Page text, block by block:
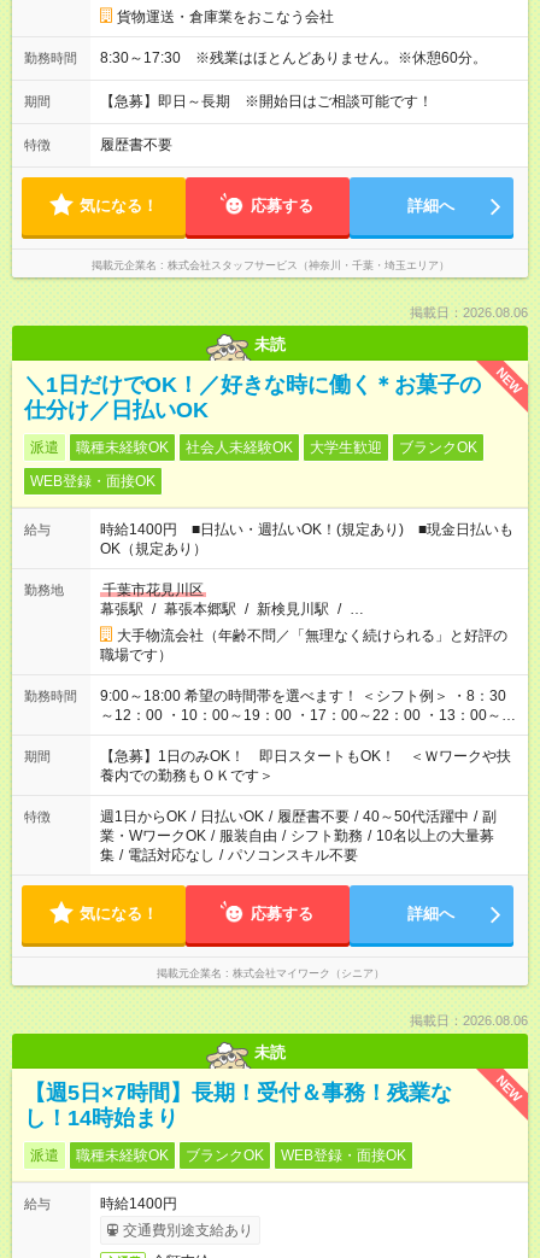
貨物運送・倉庫業をおこなう会社
勤務時間 8:30～17:30 ※残業はほとんどありません。※休憩60分。
期間 【急募】即日～長期 ※開始日はご相談可能です！
特徴 履歴書不要
気になる！ 応募する 詳細へ
掲載元企業名 株式会社スタッフサービス（神奈川・千葉・埼玉エリア）
掲載日：2026.08.06
未読
NEW
＼1日だけでOK！／好きな時に働く＊お菓子の
仕分け／日払いOK
派遣 職種未経験OK 社会人未経験OK 大学生歓迎
ブランクOK
WEB登録・面接OK
給与
時給1400円 ■日払い・週払いOK！(規定あり) ■現金日払いも
OK（規定あり）
勤務地
千葉市花見川区
幕張駅 / 幕張本郷駅 / 新検見川駅 / …
大手物流会社（年齢不問／「無理なく続けられる」と好評の
職場です）
勤務時間
9:00～18:00 希望の時間帯を選べます！ ＜シフト例＞ ・8：30
～12：00 ・10：00～19：00 ・17：00～22：00 ・13：00～
22：00 ・22：00～翌6：00 など
期間
【急募】1日のみOK！ 即日スタートもOK！ ＜Ｗワークや扶
養内での勤務もＯＫです＞
特徴 週1日からOK / 日払いOK / 履歴書不要 / 40～50代活躍中 / 副
業・WワークOK / 服装自由 / シフト勤務 / 10名以上の大量募
集 / 電話対応なし / パソコンスキル不要
気になる！ 応募する 詳細へ
掲載元企業名 株式会社マイワーク（シニア）
掲載日：2026.08.06
未読
NEW
【週5日×7時間】長期！受付＆事務！残業な
し！14時始まり
派遣 職種未経験OK ブランクOK WEB登録・面接OK
給与
時給1400円
交通費別途支給あり